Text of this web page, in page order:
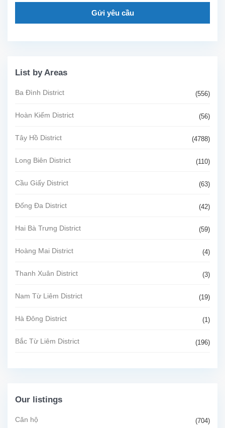
Gửi yêu cầu
List by Areas
Ba Đình District (556)
Hoàn Kiếm District (56)
Tây Hồ District (4788)
Long Biên District (110)
Cầu Giấy District (63)
Đống Đa District (42)
Hai Bà Trưng District (59)
Hoàng Mai District (4)
Thanh Xuân District (3)
Nam Từ Liêm District (19)
Hà Đông District (1)
Bắc Từ Liêm District (196)
Our listings
Căn hộ (704)